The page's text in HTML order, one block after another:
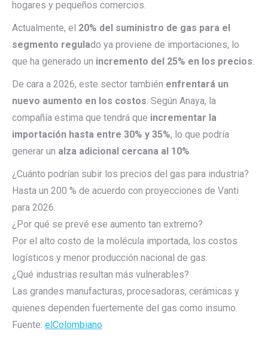
hogares y pequeños comercios.
Actualmente, el 20% del suministro de gas para el
segmento regulado ya proviene de importaciones, lo
que ha generado un incremento del 25% en los precios.
De cara a 2026, este sector también enfrentará un
nuevo aumento en los costos. Según Anaya, la
compañía estima que tendrá que incrementar la
importación hasta entre 30% y 35%, lo que podría
generar un alza adicional cercana al 10%.
¿Cuánto podrían subir los precios del gas para industria?
Hasta un 200 % de acuerdo con proyecciones de Vanti
para 2026.
¿Por qué se prevé ese aumento tan extremo?
Por el alto costo de la molécula importada, los costos
logísticos y menor producción nacional de gas.
¿Qué industrias resultan más vulnerables?
Las grandes manufacturas, procesadoras, cerámicas y
quienes dependen fuertemente del gas como insumo.
Fuente: elColombiano